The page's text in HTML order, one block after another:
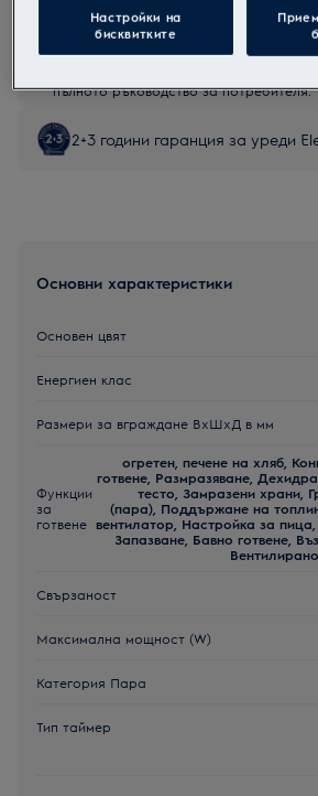
Инструкциите за безопасност и
безопасност съгласно регламент на
изброени в глава 1 и 2 на
пълното ръководство за потребителя.
2+3 години гаранция за уреди
Основни характеристики
Основен цвят
Енергиен клас
Размери за вграждане ВxШxД в мм
Функции
за
готвене
огретен, печене на хляб,
готвене, Размразяване,
тесто, Замразени храни,
(пара), Поддържане на
вентилатор, Настройка за пица,
Запазване, Бавно готвене,
Свързаност
Максимална мощност (W)
Категория Пара
Тип таймер
Настройки на
бисквитките